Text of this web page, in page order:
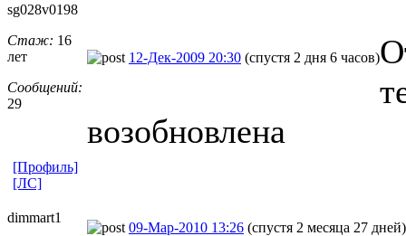
sg028v0198
Стаж: 16
лет
Сообщений:
29
12-Дек-2009 20:30 (спустя 2 дня 6 часов)
возобновлена
[Профиль]
[ЛС]
dimmart1
09-Мар-2010 13:26 (спустя 2 месяца 27 дней)